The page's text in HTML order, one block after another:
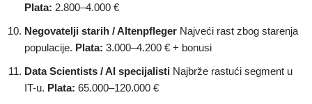
Plata: 2.800–4.000 €
Negovatelji starih / Altenpfleger Najveći rast zbog starenja
populacije. Plata: 3.000–4.200 € + bonusi
Data Scientists / AI specijalisti Najbrže rastući segment u
IT-u. Plata: 65.000–120.000 €